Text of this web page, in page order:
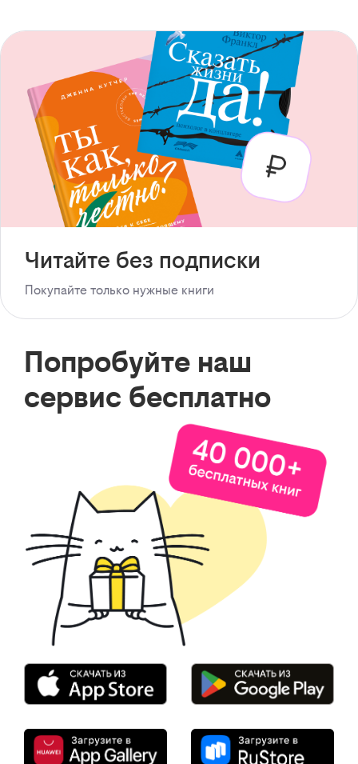
Читайте без подписки
Покупайте только нужные книги
Попробуйте наш
сервис бесплатно